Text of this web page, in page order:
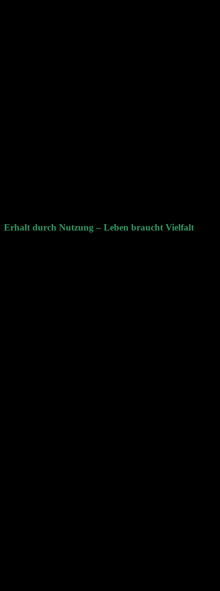
Erhalt durch Nutzung – Leben braucht Vielfalt